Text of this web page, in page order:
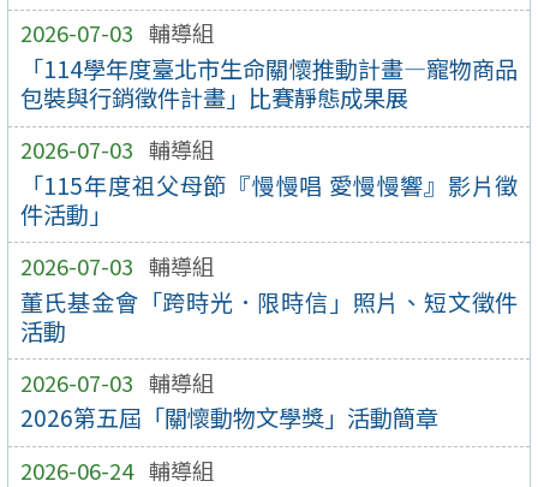
2026-07-03 輔導組
「114學年度臺北市生命關懷推動計畫—寵物商品
包裝與行銷徵件計畫」比賽靜態成果展
2026-07-03 輔導組
「115年度祖父母節『慢慢唱 愛慢慢響』影片徵
件活動」
2026-07-03 輔導組
董氏基金會「跨時光．限時信」照片、短文徵件
活動
2026-07-03 輔導組
2026第五屆「關懷動物文學獎」活動簡章
2026-06-24 輔導組